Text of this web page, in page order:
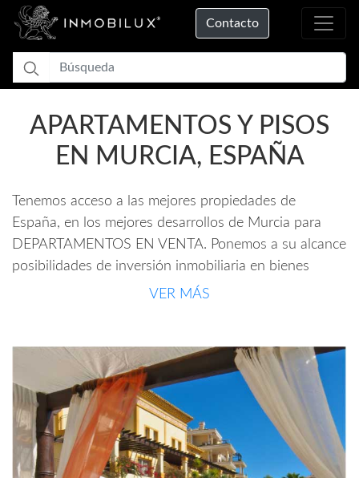
Contacto
APARTAMENTOS Y PISOS
EN MURCIA, ESPAÑA
Tenemos acceso a las mejores propiedades de
España, en los mejores desarrollos de Murcia para
DEPARTAMENTOS EN VENTA. Ponemos a su alcance
posibilidades de inversión inmobiliaria en bienes
raíces exclusivos y selectos de gran oportunidad y
nuestros clientes para la compra venta de inmuebles
únicos y de lujo.
VER MÁS